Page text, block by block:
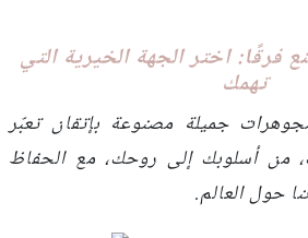
فرقًا: اختر الجهة الخيرية التي
تهمك
جميلة مصنوعة بإتقان تعبّر
من أسلوبك إلى روحك، مع الحفاظ
حول العالم.